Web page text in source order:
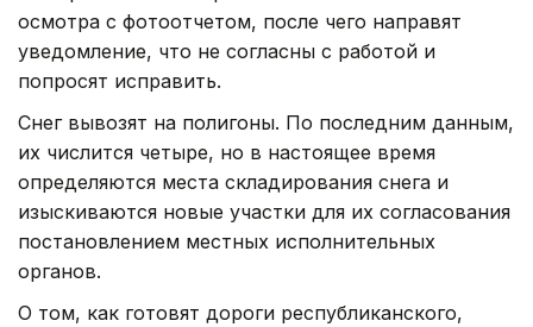
осмотра с фотоотчетом, после чего направят
уведомление, что не согласны с работой и
попросят исправить.
Снег вывозят на полигоны. По последним данным,
их числится четыре, но в настоящее время
определяются места складирования снега и
изыскиваются новые участки для их согласования
постановлением местных исполнительных
органов.
О том, как готовят дороги республиканского,